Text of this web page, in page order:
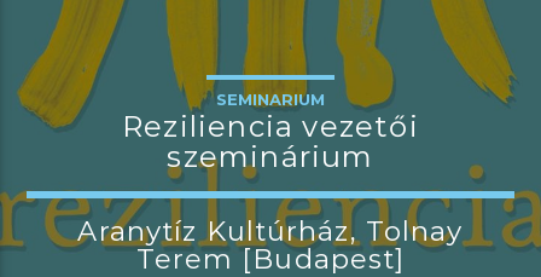
MannaFM
Helyes_Beat : Neved Győzelem
CURRENT SHOW
21 után
21:00 22:00
SEMINARIUM
Reziliencia vezetői
szeminárium
Aranytíz Kultúrház, Tolnay
Terem [Budapest]